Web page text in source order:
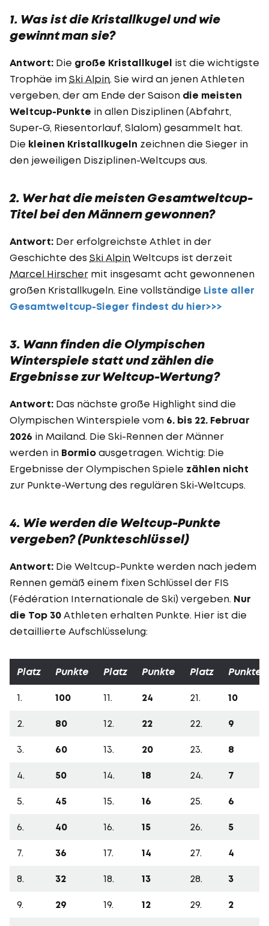
1. Was ist die Kristallkugel und wie
gewinnt man sie?
Antwort: Die große Kristallkugel ist die wichtigste
Trophäe im Ski Alpin. Sie wird an jenen Athleten
vergeben, der am Ende der Saison die meisten
Weltcup-Punkte in allen Disziplinen (Abfahrt,
Super-G, Riesentorlauf, Slalom) gesammelt hat.
Die kleinen Kristallkugeln zeichnen die Sieger in
den jeweiligen Disziplinen-Weltcups aus.
2. Wer hat die meisten Gesamtweltcup-
Titel bei den Männern gewonnen?
Antwort: Der erfolgreichste Athlet in der
Geschichte des Ski Alpin Weltcups ist derzeit
Marcel Hirscher mit insgesamt acht gewonnenen
großen Kristallkugeln. Eine vollständige Liste aller
Gesamtweltcup-Sieger findest du hier>>>
3. Wann finden die Olympischen
Winterspiele statt und zählen die
Ergebnisse zur Weltcup-Wertung?
Antwort: Das nächste große Highlight sind die
Olympischen Winterspiele vom 6. bis 22. Februar
2026 in Mailand. Die Ski-Rennen der Männer
werden in Bormio ausgetragen. Wichtig: Die
Ergebnisse der Olympischen Spiele zählen nicht
zur Punkte-Wertung des regulären Ski-Weltcups.
4. Wie werden die Weltcup-Punkte
vergeben? (Punkteschlüssel)
Antwort: Die Weltcup-Punkte werden nach jedem
Rennen gemäß einem fixen Schlüssel der FIS
(Fédération Internationale de Ski) vergeben. Nur
die Top 30 Athleten erhalten Punkte. Hier ist die
detaillierte Aufschlüsselung:
Platz Punkte Platz Punkte Platz Punkte
1. 100 11. 24 21. 10
2. 80 12. 22 22. 9
3. 60 13. 20 23. 8
4. 50 14. 18 24. 7
5. 45 15. 16 25. 6
6. 40 16. 15 26. 5
7. 36 17. 14 27. 4
8. 32 18. 13 28. 3
9. 29 19. 12 29. 2